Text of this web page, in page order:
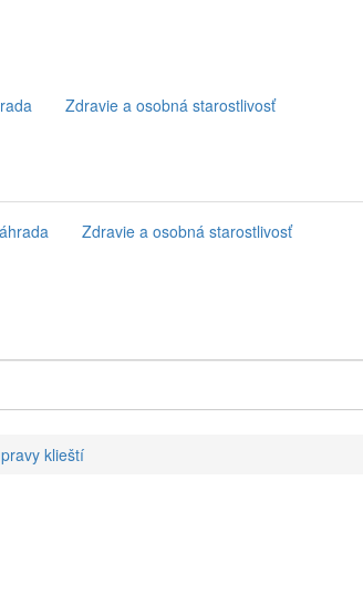
Zdravie a osobná starostlivosť
Zdravie a osobná starostlivosť
klieští